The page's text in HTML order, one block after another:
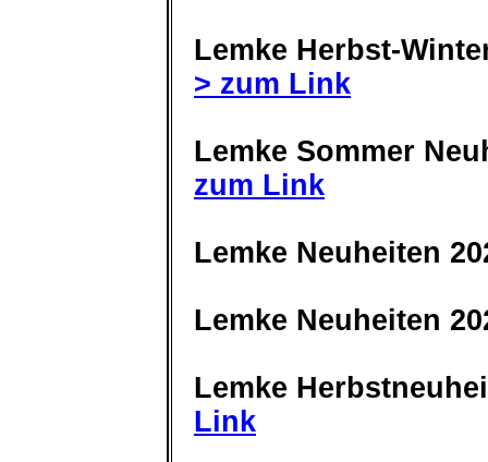
Lemke Herbst-
> zum Link
Lemke Sommer
zum Link
Lemke Neuheiten
Lemke Neuheiten
Lemke
Link